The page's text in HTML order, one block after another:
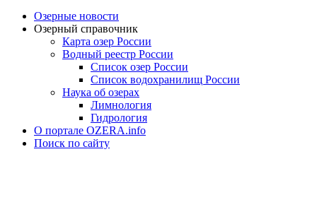
Озерные новости
Озерный справочник
Карта озер России
Водный реестр России
Список озер России
Список водохранилищ России
Наука об озерах
Лимнология
Гидрология
О портале OZERA.info
Поиск по сайту